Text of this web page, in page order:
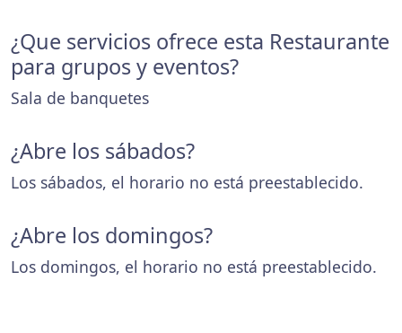
¿Que servicios ofrece esta Restaurante
para grupos y eventos?
Sala de banquetes
¿Abre los sábados?
Los sábados, el horario no está preestablecido.
¿Abre los domingos?
Los domingos, el horario no está preestablecido.